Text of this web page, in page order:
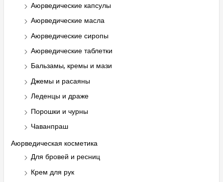
Аюрведические капсулы
Аюрведические масла
Аюрведические сиропы
Аюрведические таблетки
Бальзамы, кремы и мази
Джемы и расаяны
Леденцы и драже
Порошки и чурны
Чаванпраш
Аюрведическая косметика
Для бровей и ресниц
Крем для рук